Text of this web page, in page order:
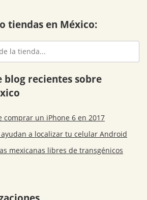
tiendas en México:
blog recientes sobre
comprar un iPhone 6 en 2017
a localizar tu celular Android
mexicanas libres de transgénicos